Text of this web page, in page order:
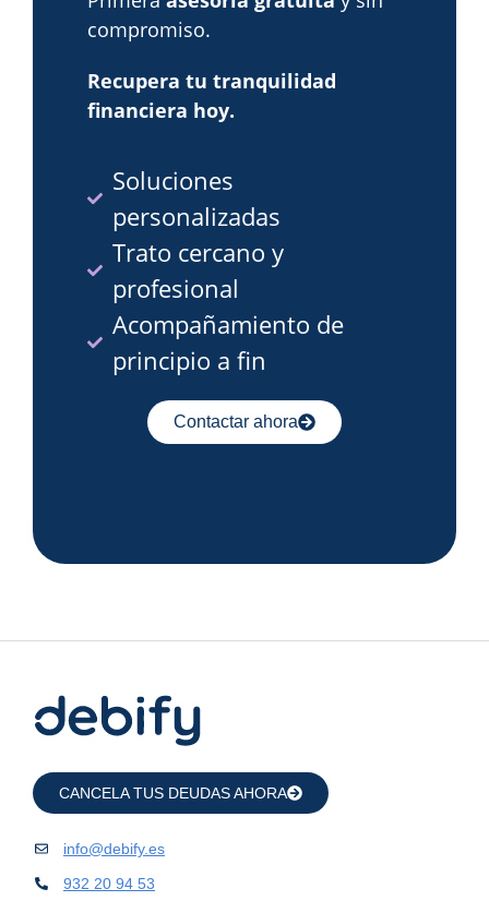
compromiso.
Recupera tu tranquilidad
financiera hoy.
Soluciones
personalizadas
Trato cercano y
profesional
Acompañamiento de
principio a fin
Contactar ahora
CANCELA TUS DEUDAS AHORA
info@debify.es
932 20 94 53